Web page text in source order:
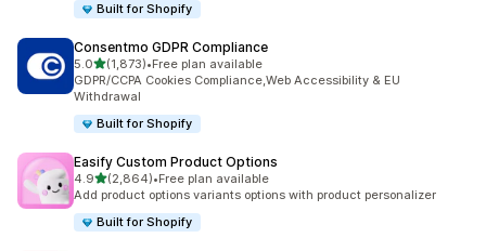
Built for Shopify
Consentmo GDPR Compliance
5.05つ星中
(1,873)
合計レビュー数：1873件
•Free plan available
GDPR/CCPA Cookies Compliance,Web Accessibility & EU
Withdrawal
Built for Shopify
Easify Custom Product Options
4.95つ星中
(2,864)
合計レビュー数：2864件
•Free plan available
Add product options variants options with product personalizer
Built for Shopify